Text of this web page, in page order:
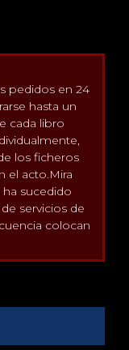
pedidos en 24
hasta un
cada libro
los ficheros
el acto.Mira
sucedido
servicios de
colocan